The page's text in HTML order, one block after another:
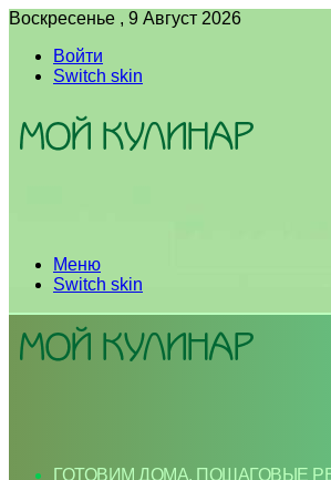
Воскресенье , 9 Август 2026
Войти
Switch skin
Меню
Switch skin
ГОТОВИМ ДОМА. ПОШАГОВЫЕ